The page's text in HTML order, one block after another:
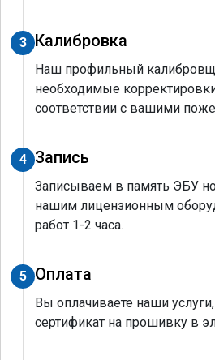
3 Калибровка
Наш профильный
необходимые
соответствии с вашими
4 Запись
Записываем в память ЭБУ
нашим лицензионным
работ 1-2 часа.
5 Оплата
Вы оплачиваете наши
сертификат на прошивку в